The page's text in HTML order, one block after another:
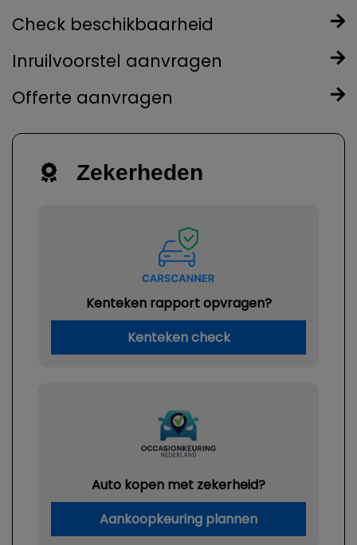
Check beschikbaarheid
Inruilvoorstel aanvragen
Offerte aanvragen
Zekerheden
Kenteken rapport opvragen?
Kenteken check
Auto kopen met zekerheid?
Aankoopkeuring plannen